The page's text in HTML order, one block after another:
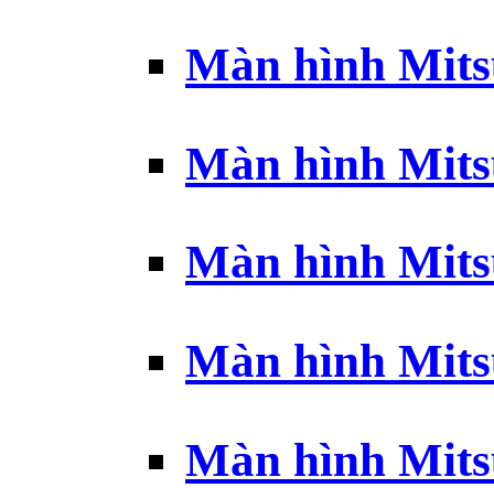
Màn hình
Màn hình
Màn hình
Màn hình
Màn hình